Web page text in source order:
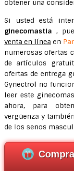
obtener una
Si usted está
ginecomastia ,
venta en línea en
numerosas ofertas
de artículos
ofertas de entrega
Gynectrol no
leer este
ahora, para
vergüenza y
de los senos